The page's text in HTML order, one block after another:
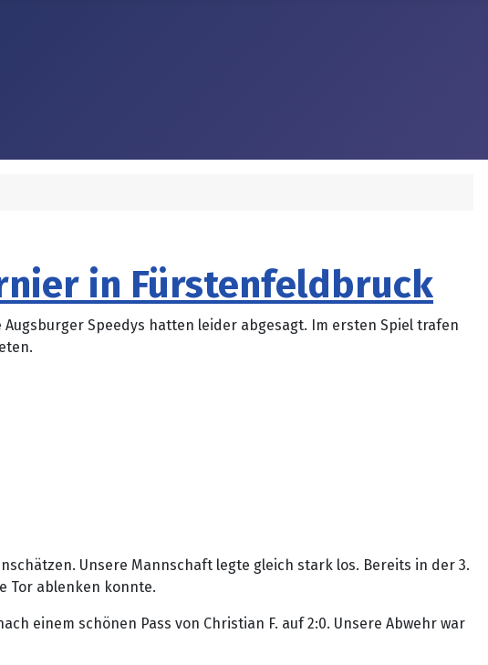
in Fürstenfeldbruck
Speedys hatten leider abgesagt. Im ersten Spiel trafen
Unsere Mannschaft legte gleich stark los. Bereits in der 3.
Tor ablenken konnte.
einem schönen Pass von Christian F. auf 2:0. Unsere Abwehr war